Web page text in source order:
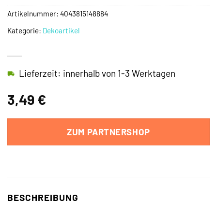
3,49 €
Lieferzeit: innerhalb von 1-3 Werktagen
ZUM PARTNERSHOP
Artikelnummer: 4043815148884
Kategorie: Dekoartikel
BESCHREIBUNG